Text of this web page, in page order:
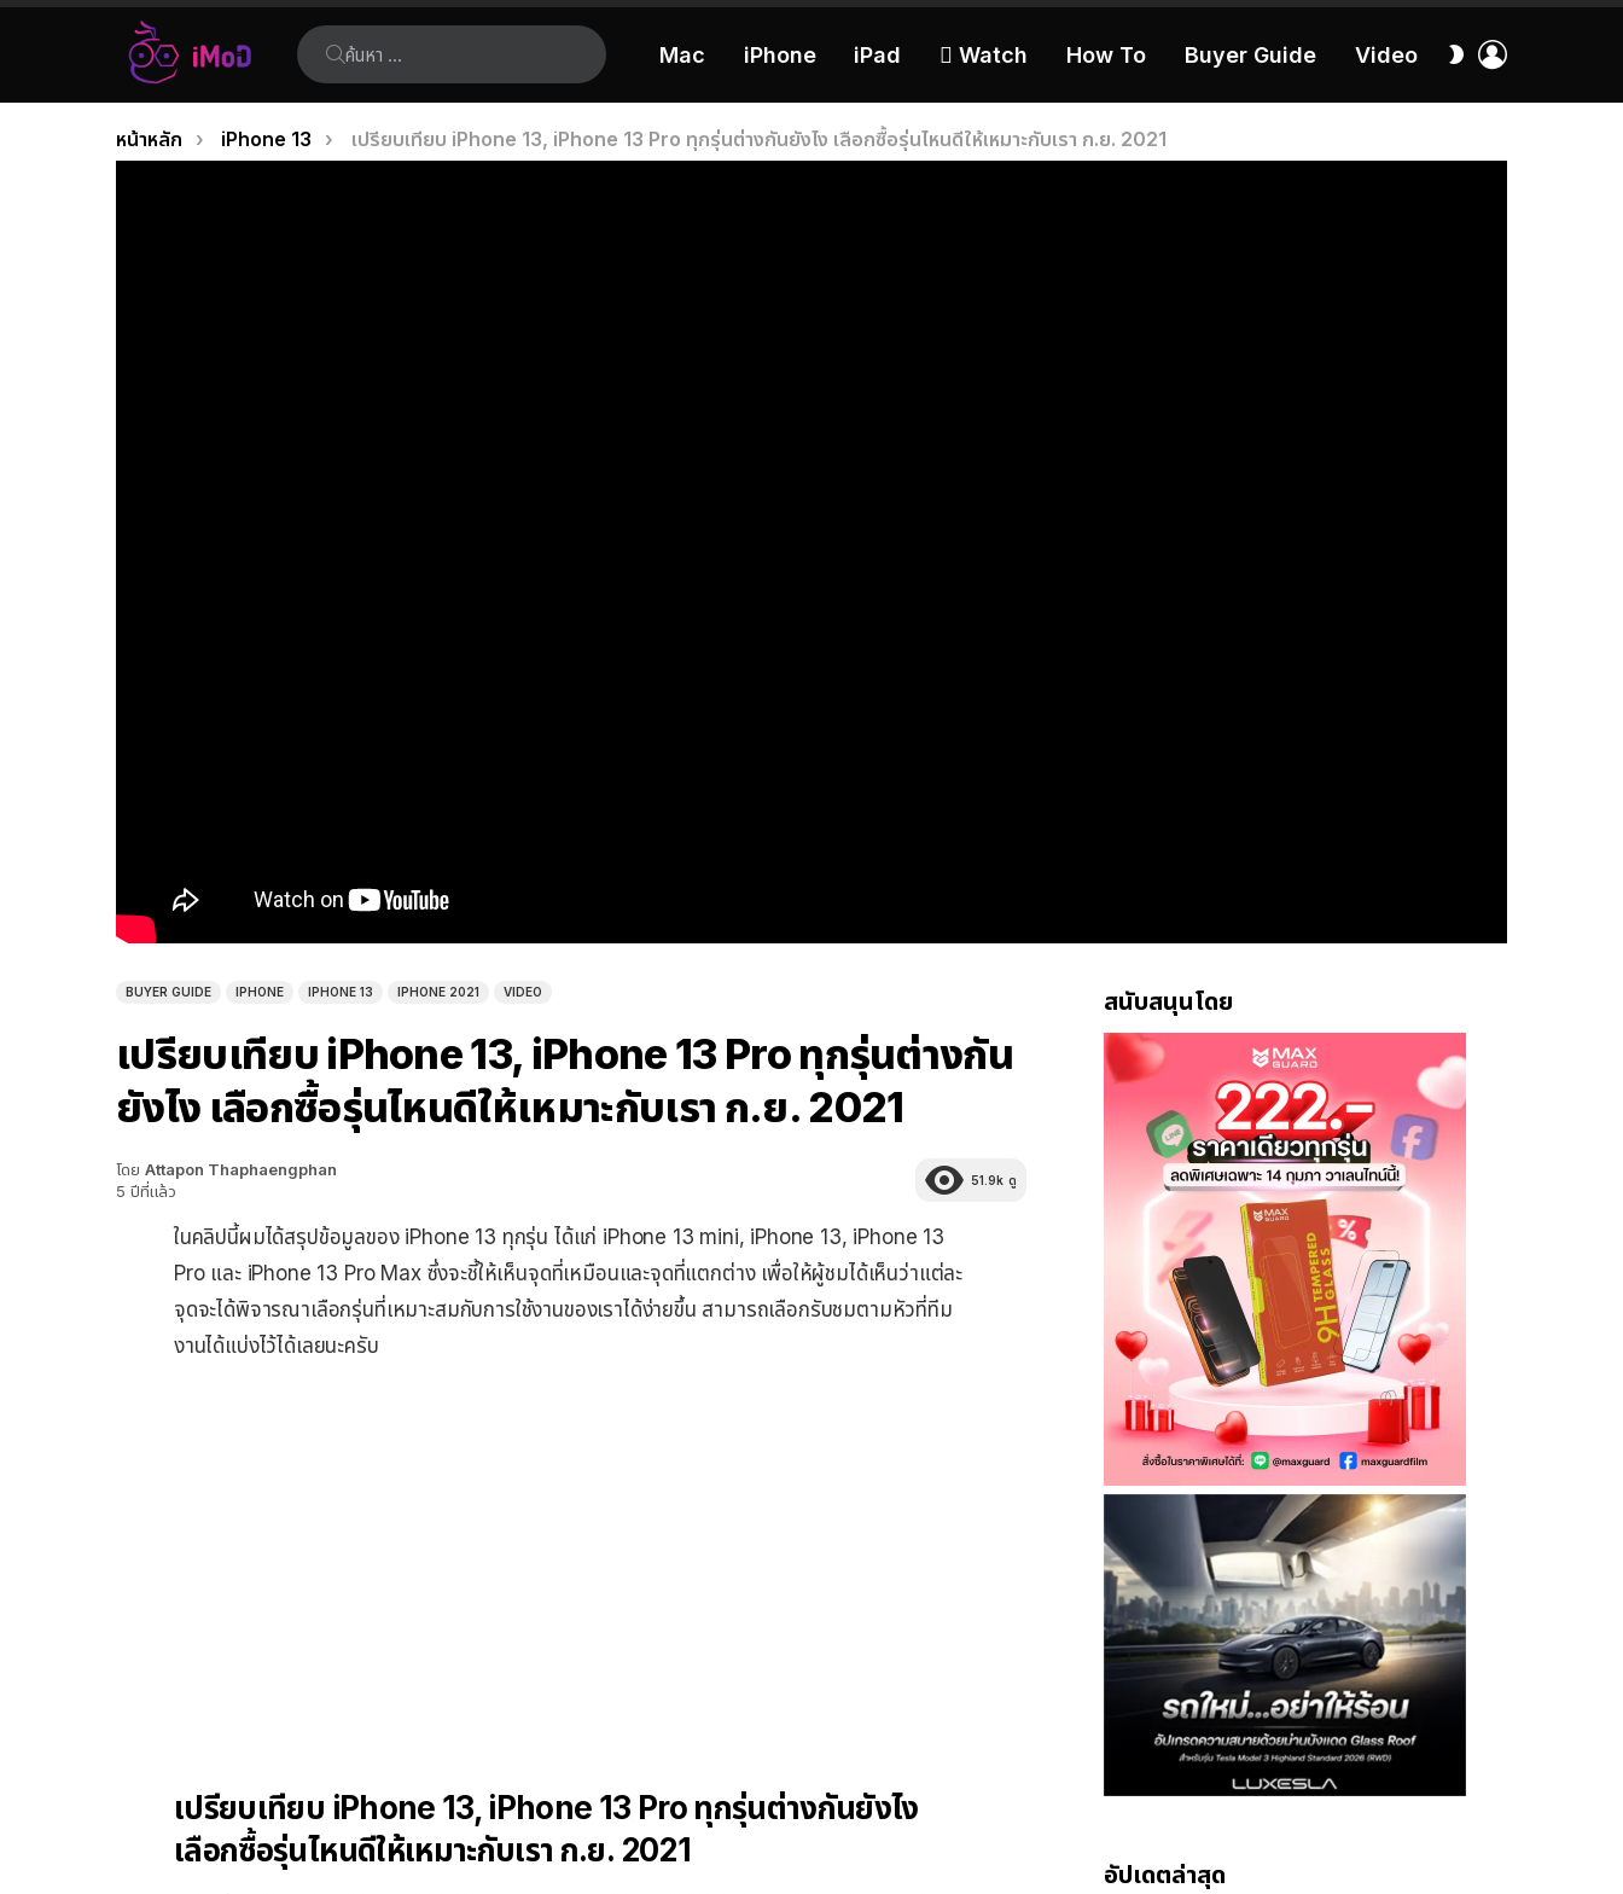
ค้นหา:
Mac iPhone iPad  Watch How To Buyer Guide Video
สลับ
เรื่อง
คุณอยู่ที่นี่:
หน้าหลัก iPhone 13 เปรียบเทียบ iPhone 13, iPhone 13 Pro ทุกรุ่นต่างกันยังไง เลือกซื้อรุ่นไหนดีให้เหมาะกับเรา ก.ย. 2021
BUYER GUIDE IPHONE IPHONE 13 IPHONE 2021 VIDEO
เปรียบเทียบ iPhone 13, iPhone 13 Pro ทุกรุ่นต่างกัน
ยังไง เลือกซื้อรุ่นไหนดีให้เหมาะกับเรา ก.ย. 2021
โดย Attapon Thaphaengphan
5 ปีที่แล้ว
51.9k ดู
ในคลิปนี้ผมได้สรุปข้อมูลของ iPhone 13 ทุกรุ่น ได้แก่ iPhone 13 mini, iPhone 13, iPhone 13
Pro และ iPhone 13 Pro Max ซึ่งจะชี้ให้เห็นจุดที่เหมือนและจุดที่แตกต่าง เพื่อให้ผู้ชมได้เห็นว่าแต่ละ
จุดจะได้พิจารณาเลือกรุ่นที่เหมาะสมกับการใช้งานของเราได้ง่ายขึ้น สามารถเลือกรับชมตามหัวที่ทีม
งานได้แบ่งไว้ได้เลยนะครับ
เปรียบเทียบ iPhone 13, iPhone 13 Pro ทุกรุ่นต่างกันยังไง
เลือกซื้อรุ่นไหนดีให้เหมาะกับเรา ก.ย. 2021
สนับสนุนโดย
อัปเดตล่าสุด